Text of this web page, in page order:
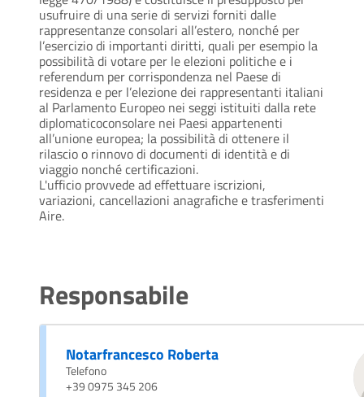
usufruire di una serie di servizi forniti dalle
rappresentanze consolari all’estero, nonché per
l’esercizio di importanti diritti, quali per esempio la
possibilità di votare per le elezioni politiche e i
referendum per corrispondenza nel Paese di
residenza e per l’elezione dei rappresentanti italiani
al Parlamento Europeo nei seggi istituiti dalla rete
diplomaticoconsolare nei Paesi appartenenti
all’unione europea; la possibilità di ottenere il
rilascio o rinnovo di documenti di identità e di
viaggio nonché certificazioni.
L'ufficio provvede ad effettuare iscrizioni,
variazioni, cancellazioni anagrafiche e trasferimenti
Aire.
Responsabile
Notarfrancesco Roberta
Telefono
+39 0975 345 206